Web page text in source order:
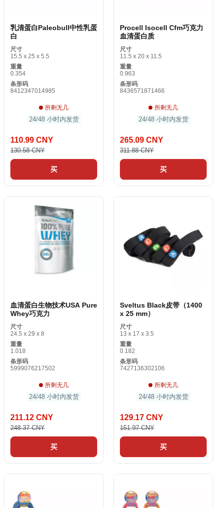
乳清蛋白Paleobull中性乳蛋
白
尺寸
15.5 x 25 x 5.5
重量
0.354
条形码
8412347014985
所剩无几
24/48 小时内发货
110.99 CNY
130.58 CNY
买
Procell Isocell Cfm巧克力
血清蛋白质
尺寸
11.5 x 20 x 11.5
重量
0.963
条形码
8436571871466
所剩无几
24/48 小时内发货
265.09 CNY
311.88 CNY
买
血清蛋白生物技术USA Pure
Whey巧克力
尺寸
24.5 x 29 x 8
重量
1.018
条形码
5999076217502
所剩无几
24/48 小时内发货
211.12 CNY
248.37 CNY
买
Sveltus Black皮带（1400
x 25 mm）
尺寸
13 x 17 x 3.5
重量
0.182
条形码
7427136302106
所剩无几
24/48 小时内发货
129.17 CNY
151.97 CNY
买